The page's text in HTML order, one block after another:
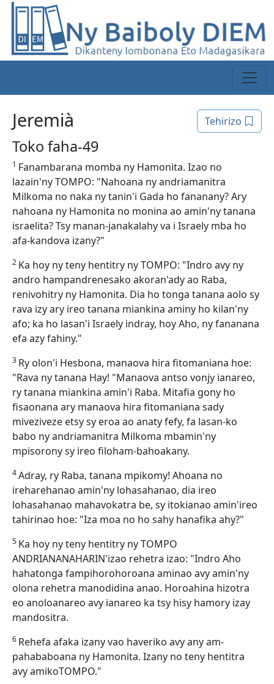
Tehirizo
Jeremià
Toko faha-49
1 Fanambarana momba ny Hamonita. Izao no
lazain'ny TOMPO: "Nahoana ny andriamanitra
Milkoma no naka ny tanin'i Gada ho fananany? Ary
nahoana ny Hamonita no monina ao amin'ny tanana
israelita? Tsy manan-janakalahy va i Israely mba ho
afa-kandova izany?"
2 Ka hoy ny teny hentitry ny TOMPO: "Indro avy ny
andro hampandrenesako akoran'ady ao Raba,
renivohitry ny Hamonita. Dia ho tonga tanana aolo sy
rava izy ary ireo tanana miankina aminy ho kilan'ny
afo; ka ho lasan'i Israely indray, hoy Aho, ny fananana
efa azy fahiny."
3 Ry olon'i Hesbona, manaova hira fitomaniana hoe:
"Rava ny tanana Hay! "Manaova antso vonjy ianareo,
ry tanana miankina amin'i Raba. Mitafia gony ho
fisaonana ary manaova hira fitomaniana sady
miveziveze etsy sy eroa ao anaty fefy, fa lasan-ko
babo ny andriamanitra Milkoma mbamin'ny
mpisorony sy ireo filoham-bahoakany.
4Adray, ry Raba, tanana mpikomy! Ahoana no
ireharehanao amin'ny lohasahanao, dia ireo
lohasahanao mahavokatra be, sy itokianao amin'ireo
tahirinao hoe: "Iza moa no ho sahy hanafika ahy?"
5 Ka hoy ny teny hentitry ny TOMPO
ANDRIANANAHARIN'izao rehetra izao: "Indro Aho
hahatonga fampihorohoroana aminao avy amin'ny
olona rehetra manodidina anao. Horoahina hizotra
eo anoloanareo avy ianareo ka tsy hisy hamory izay
mandositra.
6 Rehefa afaka izany vao haveriko avy any am-
pahababoana ny Hamonita. Izany no teny hentitra
avy amikoTOMPO."